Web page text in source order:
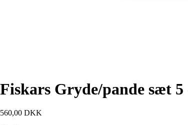
Fiskars Gryde/pande sæt 5
560,00 DKK